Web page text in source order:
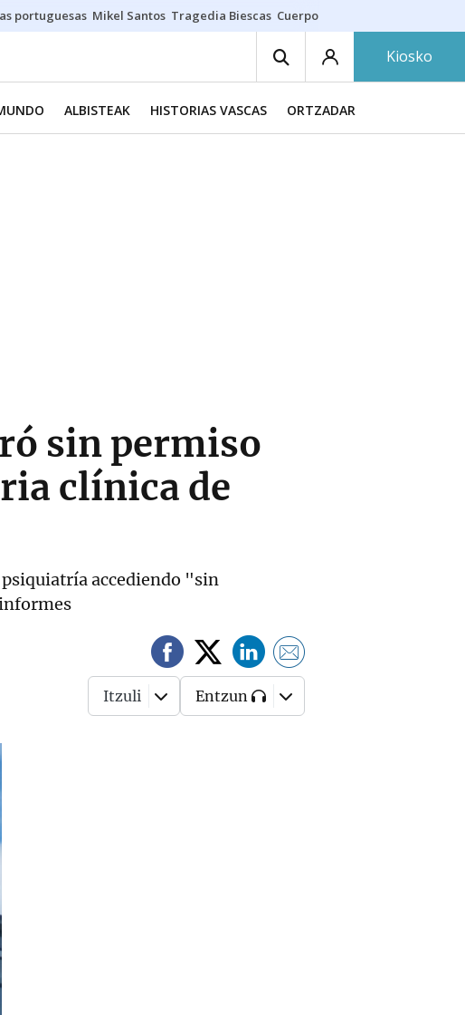
portuguesas Mikel Santos Tragedia Biescas Cuerpo ría
Kiosko
ALBISTEAK HISTORIAS VASCAS ORTZADAR
sin permiso
clínica de
accediendo "sin
Itzuli Entzun